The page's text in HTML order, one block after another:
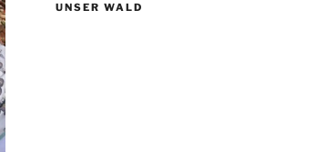
UNSER WALD